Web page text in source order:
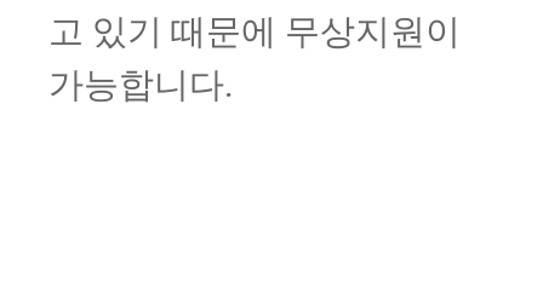
고 있기 때문에 무상지원이
가능합니다.